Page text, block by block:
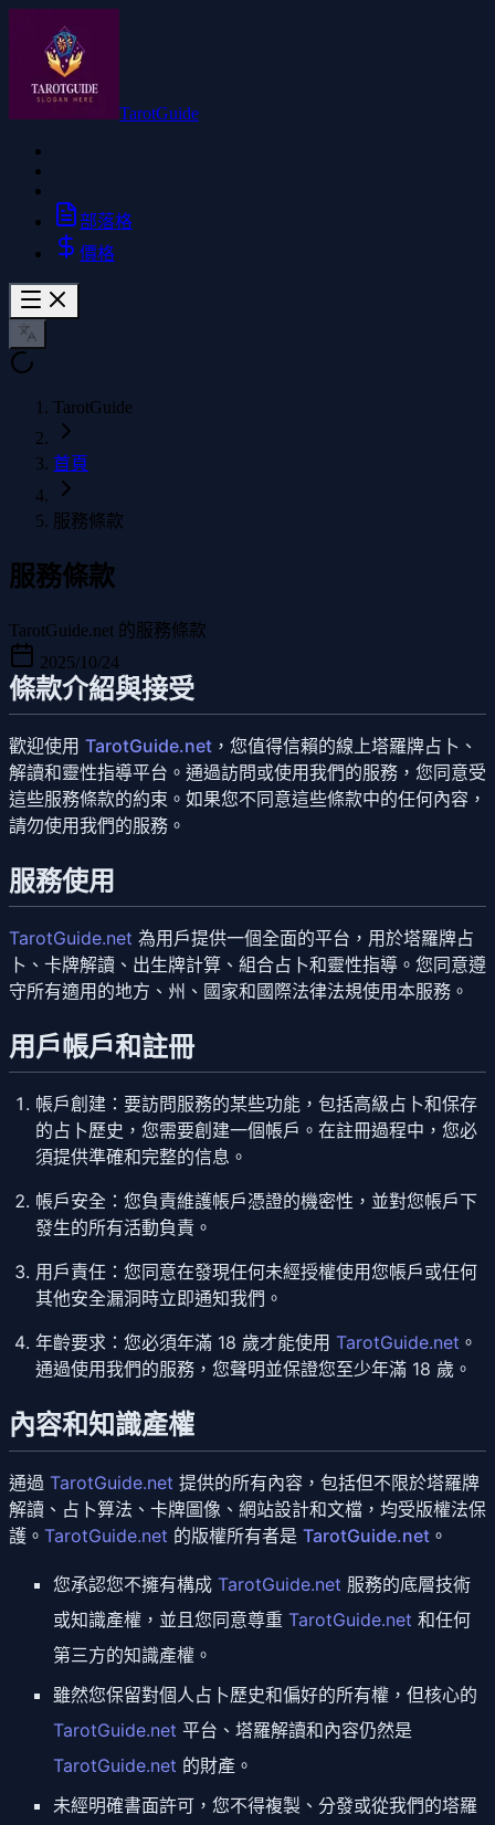
TarotGuide
部落格
價格
TarotGuide
首頁
服務條款
服務條款
TarotGuide.net 的服務條款
2025/10/24
條款介紹與接受
歡迎使用 TarotGuide.net ，您值得信賴的線上塔羅牌占卜、
解讀和靈性指導平台。通過訪問或使用我們的服務，您同意受
這些服務條款的約束。如果您不同意這些條款中的任何內容，
請勿使用我們的服務。
服務使用
TarotGuide.net 為用戶提供一個全面的平台，用於塔羅牌占
卜、卡牌解讀、出生牌計算、組合占卜和靈性指導。您同意遵
守所有適用的地方、州、國家和國際法律法規使用本服務。
用戶帳戶和註冊
帳戶創建 ：要訪問服務的某些功能，包括高級占卜和保存
的占卜歷史，您需要創建一個帳戶。在註冊過程中，您必
須提供準確和完整的信息。
帳戶安全 ：您負責維護帳戶憑證的機密性，並對您帳戶下
發生的所有活動負責。
用戶責任 ：您同意在發現任何未經授權使用您帳戶或任何
其他安全漏洞時立即通知我們。
年齡要求 ：您必須年滿 18 歲才能使用 TarotGuide.net 。
通過使用我們的服務，您聲明並保證您至少年滿 18 歲。
內容和知識產權
通過 TarotGuide.net 提供的所有內容，包括但不限於塔羅牌
解讀、占卜算法、卡牌圖像、網站設計和文檔，均受版權法保
護。 TarotGuide.net 的版權所有者是 TarotGuide.net 。
您承認您不擁有構成 TarotGuide.net 服務的底層技術
或知識產權，並且您同意尊重 TarotGuide.net 和任何
第三方的知識產權。
雖然您保留對個人占卜歷史和偏好的所有權，但核心的
TarotGuide.net 平台、塔羅解讀和內容仍然是
TarotGuide.net 的財產。
未經明確書面許可，您不得複製、分發或從我們的塔羅